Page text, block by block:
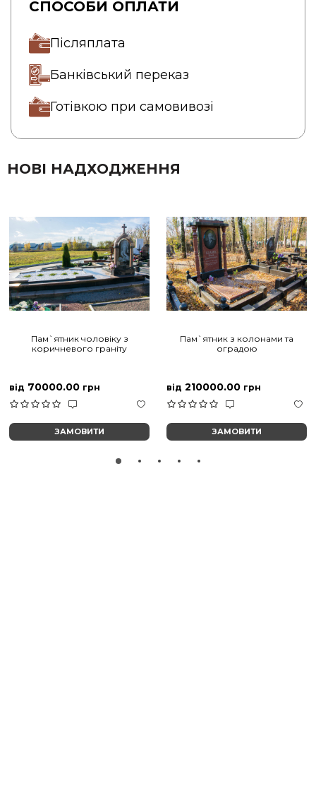
СПОСОБИ ОПЛАТИ
Післяплата
Банківський переказ
Готівкою при самовивозі
НОВІ НАДХОДЖЕННЯ
Пам`ятник чоловіку з
коричневого граніту
від 70000.00 грн
ЗАМОВИТИ
Пам`ятник з колонами та
оградою
від 210000.00 грн
ЗАМОВИТИ